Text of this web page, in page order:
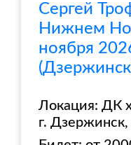
Сергей
Нижнем
ноября
Локация: ДК
г.